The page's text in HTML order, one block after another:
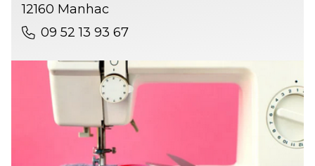
12160 Manhac
09 52 13 93 67